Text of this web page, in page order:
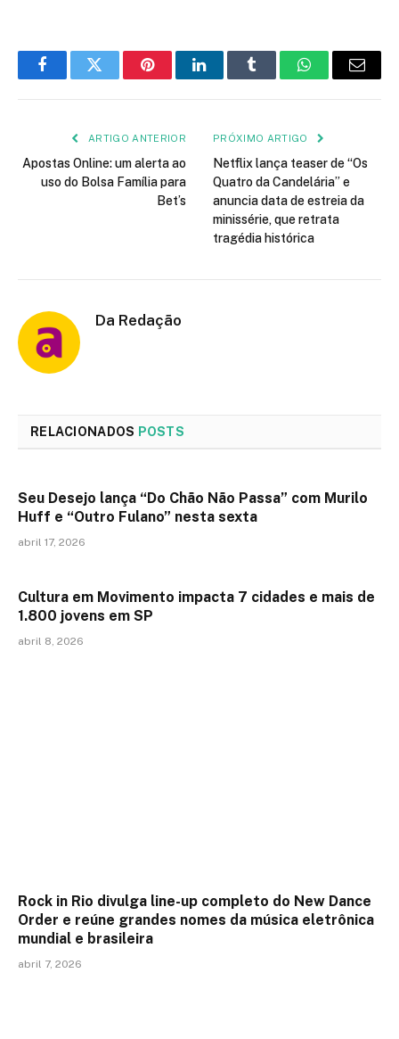
FacebookTwitter PinterestLinkedInTumblr WhatsApp
E-
ARTIGO ANTERIOR
Apostas Online: um alerta ao
uso do Bolsa Família para
Bet’s
PRÓXIMO ARTIGO
Netflix lança teaser de “Os
Quatro da Candelária” e
anuncia data de estreia da
minissérie, que retrata
tragédia histórica
Da Redação
RELACIONADOS POSTS
Seu Desejo lança “Do Chão Não Passa” com Murilo
Huff e “Outro Fulano” nesta sexta
abril 17, 2026
Cultura em Movimento impacta 7 cidades e mais de
1.800 jovens em SP
abril 8, 2026
Rock in Rio divulga line-up completo do New Dance
Order e reúne grandes nomes da música eletrônica
mundial e brasileira
abril 7, 2026